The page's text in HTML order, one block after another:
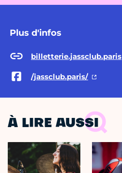
Plus d'infos
billetterie.jassclub.paris
/jassclub.paris/
À LIRE AUSSI